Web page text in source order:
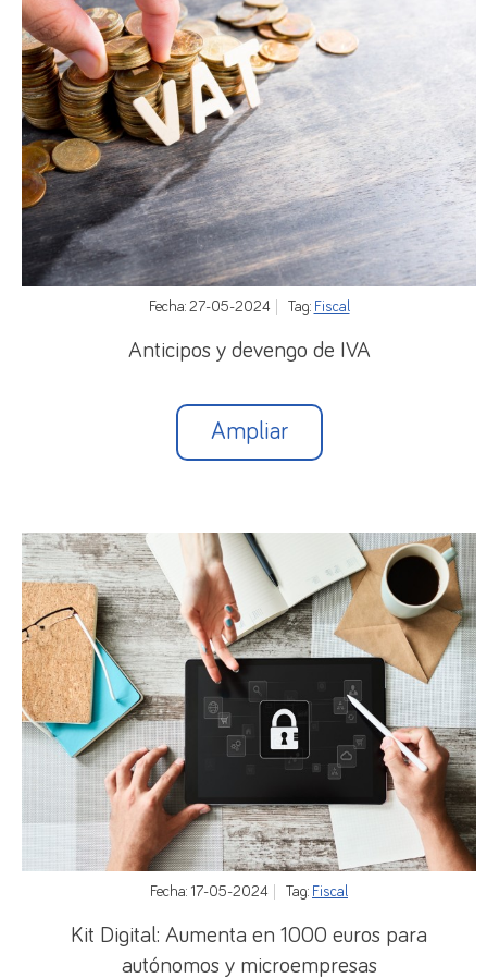
Fecha: 27-05-2024 Tag: Fiscal
Anticipos y devengo de IVA
Ampliar
Fecha: 17-05-2024 Tag: Fiscal
Kit Digital: Aumenta en 1000 euros para
autónomos y microempresas